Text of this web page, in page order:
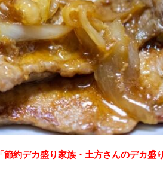
「節約デカ盛り家族・土方さんのデカ盛